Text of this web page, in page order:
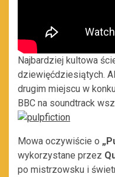
Najbardziej kultowa
dziewięćdziesiątych.
drugim miejscu w
BBC na soundtrack
Mowa oczywiście o
wykorzystane przez
po mistrzowsku i